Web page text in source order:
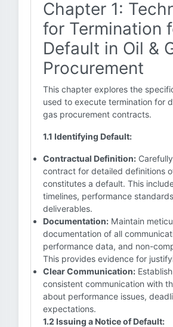
Chapter 1:
for Termination
Default in Oil &
Procurement
This chapter explores the
used to execute termination for
gas procurement contracts.
1.1 Identifying Default:
Contractual Definition:
contract for detailed definitions
constitutes a default. This
timelines, performance
deliverables.
Documentation: Maintain
documentation of all
performance data, and non-
This provides evidence for
Clear Communication:
consistent communication with
about performance issues,
expectations.
1.2 Issuing a Notice of Default: